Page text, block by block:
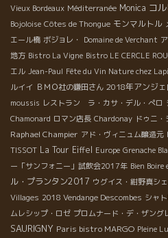
Vieux Bordeaux Méditerranée Monica コ
Bojoloise Côtes de Thongue モンマルトル
エール橋 ボジョレ・ Domaine de Verchant
地方 Bistro La Vigne Bistro LE CERCLE
エル Jean-Paul Fête du Vin Nature chez
ルイイ ＢＭＯ社の鎌田さん 2018年アンジ
moussis レストラン ラ・カサ・デル・ぺロ
Chamonard ロマン店長 Chardonay ドゥニ
Raphael Champier アド・ヴィニュム醸造元
TISSOT La Tour Eiffel Europe Grenache
ー「サンフォニー」試飲会2017年 Bien Boire
ル・プランタン2017 ウグイス・紺野真シ
Villages 2018 Vendange Descombes シャ
ムレシップ・ロゼ プロムナード・デ・ザング
SAURIGNY Paris bistro MARGO Pleine